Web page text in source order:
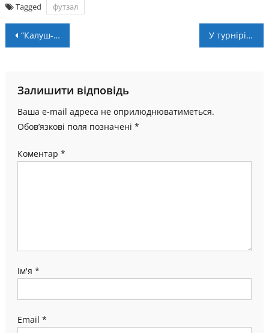
Tagged футзал
Навігація
“Калуш-ПНУ” зіграє два матчі в Ужгороді У турнірі пам’яті Володимира Кундельського перемогли студенти ІФФКФВ
Залишити відповідь
Ваша e-mail адреса не оприлюднюватиметься.
Обов’язкові поля позначені *
Коментар *
Ім'я *
Email *